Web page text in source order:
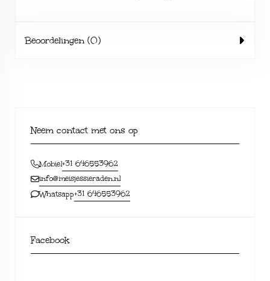
Beoordelingen (0)
Neem contact met ons op
Mobiel+31 646553962
info@meisjessieraden.nl
Whatsapp+31 646553962
Facebook